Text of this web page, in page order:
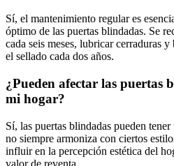
Sí, el mantenimiento regular es
óptimo de las puertas blindadas. Se
cada seis meses, lubricar cerraduras
el sellado cada dos años.
¿Pueden afectar las puertas
mi hogar?
Sí, las puertas blindadas pueden
no siempre armoniza con ciertos
influir en la percepción estética del
valor de reventa.